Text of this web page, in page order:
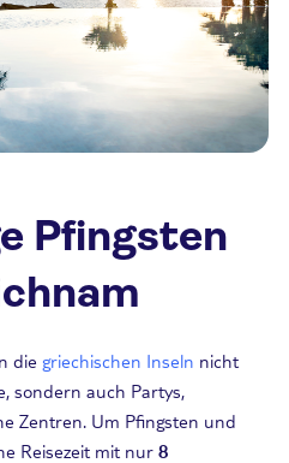
Pfingsten
die griechischen Inseln nicht
sondern auch Partys,
Zentren. Um Pfingsten und
Reisezeit mit nur 8